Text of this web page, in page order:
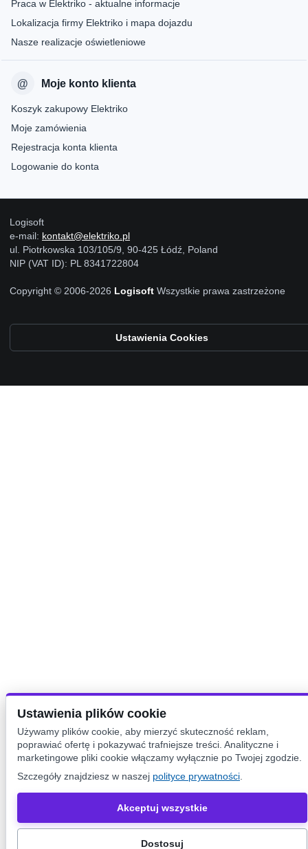
Praca w Elektriko - aktualne informacje
Lokalizacja firmy Elektriko i mapa dojazdu
Nasze realizacje oświetleniowe
Moje konto klienta
Koszyk zakupowy Elektriko
Moje zamówienia
Rejestracja konta klienta
Logowanie do konta
Logisoft
e-mail: kontakt@elektriko.pl
ul. Piotrkowska 103/105/9, 90-425 Łódź, Poland
NIP (VAT ID): PL 8341722804
Copyright © 2006-2026 Logisoft Wszystkie prawa zastrzeżone
Ustawienia Cookies
Ustawienia plików cookie
Używamy plików cookie, aby mierzyć skuteczność reklam,
poprawiać ofertę i pokazywać trafniejsze treści. Analityczne i
marketingowe pliki cookie włączamy wyłącznie po Twojej zgodzie.
Szczegóły znajdziesz w naszej polityce prywatności
Akceptuj wszystkie
Dostosuj